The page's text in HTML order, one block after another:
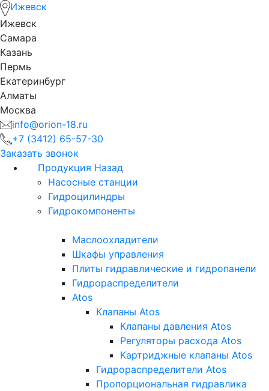
Ижевск
Ижевск
Самара
Казань
Пермь
Екатеринбург
Алматы
Москва
info@orion-18.ru
+7 (3412) 65-57-30
Заказать звонок
Продукция Назад
Насосные станции
Гидроцилиндры
Гидрокомпоненты
Маслоохладители
Шкафы управления
Плиты гидравлические и гидропанели
Гидрораспределители
Atos
Клапаны Atos
Клапаны давления Atos
Регуляторы расхода Atos
Картриджные клапаны Atos
Гидрораспределители Atos
Пропорциональная гидравлика